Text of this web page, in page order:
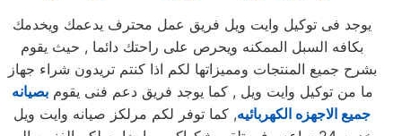
يوجد فى توكيل وايت ويل فريق عمل محترف يدعمك ويخدمك
بكافه السبل الممكنه ويحرص على راحتك دائما , حيث يقوم
بشرح جميع المنتجات ومميزاتها لكم اذا كنتم تريدون شراء جهاز
ما من توكيل وايت ويل , كما يوجد فريق دعم فنى يقومبصيانه
جميع الاجهزه الكهربائيه, كما توفر لكم مرلكز صيانه وايت ويل